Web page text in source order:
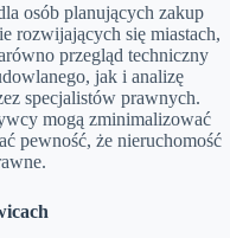
osób planujących zakup
rozwijających się miastach,
przegląd techniczny
jak i analizę
specjalistów prawnych.
mogą zminimalizować
pewność, że nieruchomość